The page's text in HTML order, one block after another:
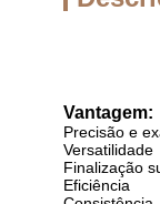
Vantagem:
Precisão e
Versatilidade
Finalização
Eficiência